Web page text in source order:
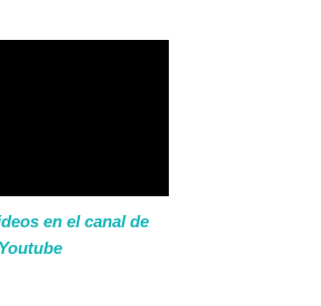
en el canal de
Youtube